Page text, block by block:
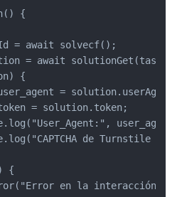
{
= await solvecf();
= await
{
=
= solution.token;
de Turnstile
{
en la interacción